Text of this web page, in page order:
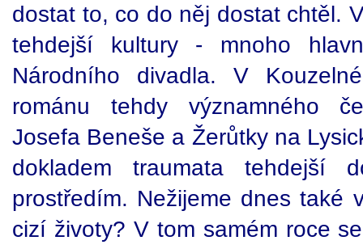
dostat to, co do něj dostat chtěl.
tehdejší kultury - mnoho
Národního divadla. V
románu tehdy významného
Josefa Beneše a Žerůtky na
dokladem traumata tehdejší
prostředím. Nežijeme dnes také
cizí životy? V tom samém roce